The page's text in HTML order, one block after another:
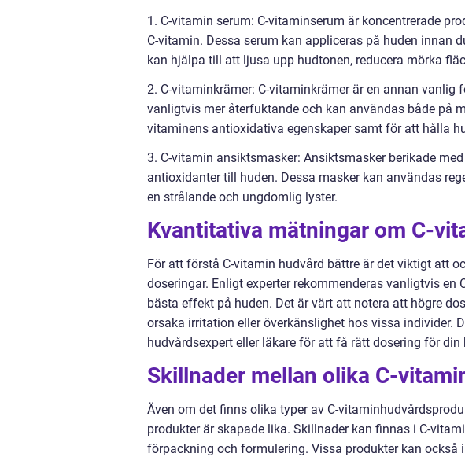
1. C-vitamin serum: C-vitaminserum är koncentrerade
C-vitamin. Dessa serum kan appliceras på huden innan
kan hjälpa till att ljusa upp hudtonen, reducera mörka
2. C-vitaminkrämer: C-vitaminkrämer är en annan vanlig
vanligtvis mer återfuktande och kan användas både på
vitaminens antioxidativa egenskaper samt för att hålla
3. C-vitamin ansiktsmasker: Ansiktsmasker berikade
antioxidanter till huden. Dessa masker kan användas
en strålande och ungdomlig lyster.
Kvantitativa mätningar om C-
För att förstå C-vitamin hudvård bättre är det viktigt att
doseringar. Enligt experter rekommenderas vanligtvis
bästa effekt på huden. Det är värt att notera att högre
orsaka irritation eller överkänslighet hos vissa individer.
hudvårdsexpert eller läkare för att få rätt dosering för din
Skillnader mellan olika C-
Även om det finns olika typer av C-
produkter är skapade lika. Skillnader kan finnas i C-
förpackning och formulering. Vissa produkter kan också